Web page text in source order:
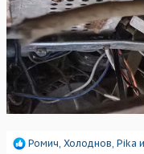
Р
Ромич, Холоднов, Pika